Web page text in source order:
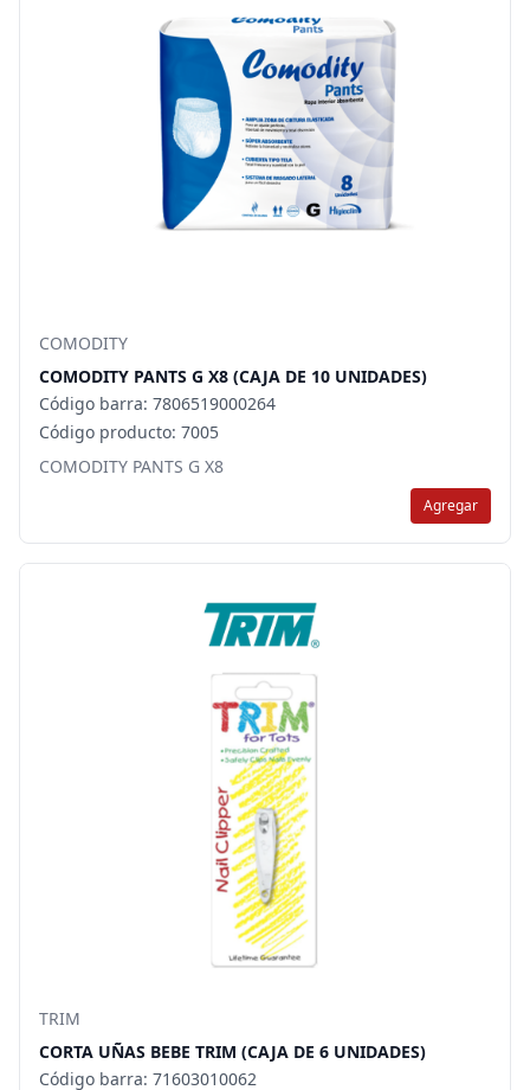
COMODITY
COMODITY PANTS G X8 (CAJA DE 10 UNIDADES)
Código barra: 7806519000264
Código producto: 7005
COMODITY PANTS G X8
Agregar
TRIM
CORTA UÑAS BEBE TRIM (CAJA DE 6 UNIDADES)
Código barra: 71603010062